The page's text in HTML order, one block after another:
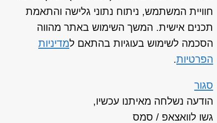
חוויית המשתמש, ניתוח נתוני גלישה והתאמת
תכנים אישית. המשך השימוש באתר מהווה
הסכמה לשימוש בעוגיות בהתאם למדיניות
הפרטיות.
סגור
הודעה נשלחה מאיתנו עכשיו,
גשו לוואצאפ / סמס